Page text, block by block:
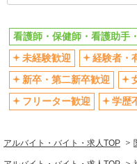
制服貸与
資格取得支援制度あり
同じ職種から求人を探す
看護師・保健師・看護助手
看護師・保健師・看護助手
未経験歓迎
経験者・
新卒・第二新卒歓迎
フリーター歓迎
学歴
アルバイト・バイト・求人TOP